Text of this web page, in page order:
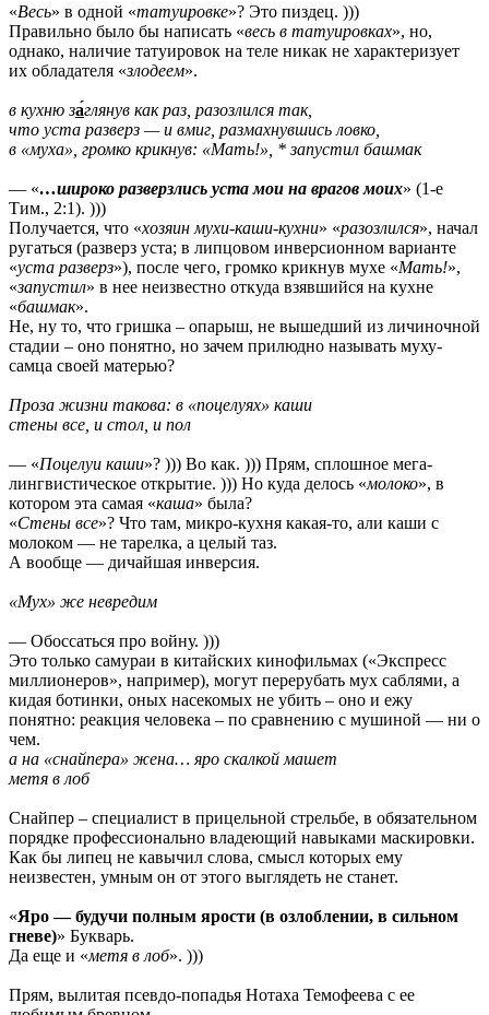
«Весь» в одной «татуировке»? Это пиздец. )))
Правильно было бы написать «весь в татуировках», но,
однако, наличие татуировок на теле никак не характеризует
их обладателя «злодеем».
в кухню за́глянув как раз, разозлился так,
что уста разверз — и вмиг, размахнувшись ловко,
в «муха», громко крикнув: «Мать!», * запустил башмак
— «…широко разверзлись уста мои на врагов моих» (1-е
Тим., 2:1). )))
Получается, что «хозяин мухи-каши-кухни» «разозлился», начал
ругаться (разверз уста; в липцовом инверсионном варианте
«уста разверз»), после чего, громко крикнув мухе «Мать!»,
«запустил» в нее неизвестно откуда взявшийся на кухне
«башмак».
Не, ну то, что гришка – опарыш, не вышедший из личиночной
стадии – оно понятно, но зачем прилюдно называть муху-
самца своей матерью?
Проза жизни такова: в «поцелуях» каши
стены все, и стол, и пол
— «Поцелуи каши»? ))) Во как. ))) Прям, сплошное мега-
лингвистическое открытие. ))) Но куда делось «молоко», в
котором эта самая «каша» была?
«Стены все»? Что там, микро-кухня какая-то, али каши с
молоком — не тарелка, а целый таз.
А вообще — дичайшая инверсия.
«Мух» же невредим
— Обоссаться про войну. )))
Это только самураи в китайских кинофильмах («Экспресс
миллионеров», например), могут перерубать мух саблями, а
кидая ботинки, оных насекомых не убить – оно и ежу
понятно: реакция человека – по сравнению с мушиной — ни о
чем.
а на «снайпера» жена… яро скалкой машет
метя в лоб
Снайпер – специалист в прицельной стрельбе, в обязательном
порядке профессионально владеющий навыками маскировки.
Как бы липец не кавычил слова, смысл которых ему
неизвестен, умным он от этого выглядеть не станет.
«Яро — будучи полным ярости (в озлоблении, в сильном
гневе)» Букварь.
Да еще и «метя в лоб». )))
Прям, вылитая псевдо-попадья Нотаха Темофеева с ее